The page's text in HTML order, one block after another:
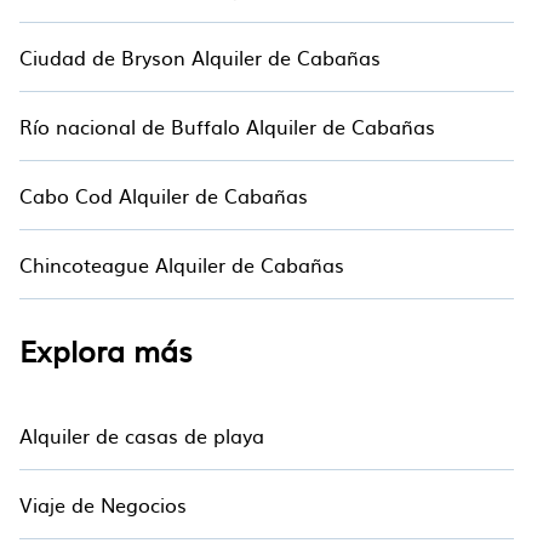
Ciudad de Bryson Alquiler de Cabañas
Río nacional de Buffalo Alquiler de Cabañas
Cabo Cod Alquiler de Cabañas
Chincoteague Alquiler de Cabañas
Explora más
Alquiler de casas de playa
Viaje de Negocios